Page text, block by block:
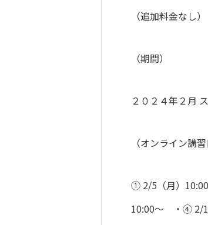
（追加料金なし）
（期間）
２０２４年２月
（オンライン講習
① 2/5（月）
10:00〜 ・④ 2/